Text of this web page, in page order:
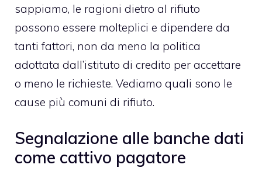
sappiamo, le ragioni dietro al rifiuto
possono essere molteplici e dipendere da
tanti fattori, non da meno la politica
adottata dall’istituto di credito per accettare
o meno le richieste. Vediamo quali sono le
cause più comuni di rifiuto.
Segnalazione alle banche dati
come cattivo pagatore